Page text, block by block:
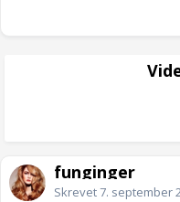
funginger
Skrevet7. september